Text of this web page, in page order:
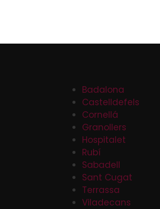
Badalona
Castelldefels
Cornellá
Granollers
Hospitalet
Rubí
Sabadell
Sant Cugat
Terrassa
Viladecans